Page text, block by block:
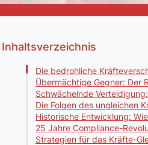
Inhaltsverzeichnis
Die bedrohliche
Übermächtige Gegner: Der
Schwächelnde
Die Folgen des ungleichen
Historische Entwicklung:
25 Jahre Compliance-
Strategien für das Kräfte-